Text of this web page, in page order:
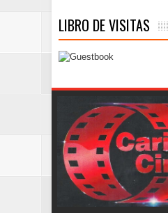
LIBRO DE VISITAS